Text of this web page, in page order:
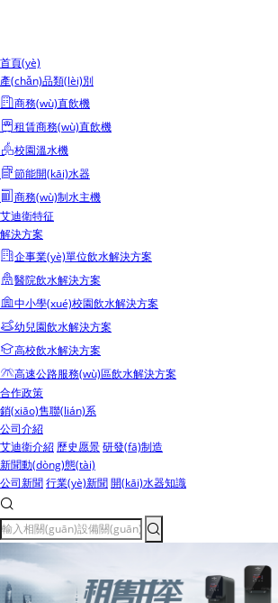
首頁(yè)
產(chǎn)品類(lèi)別
商務(wù)直飲機
租賃商務(wù)直飲機
校園溫水機
節能開(kāi)水器
商務(wù)制水主機
艾迪衛特征
解決方案
企事業(yè)單位飲水解決方案
醫院飲水解決方案
中小學(xué)校園飲水解決方案
幼兒園飲水解決方案
高校飲水解決方案
高速公路服務(wù)區飲水解決方案
合作政策
銷(xiāo)售聯(lián)系
公司介紹
艾迪衛介紹 歷史愿景研發(fā)制造
新聞動(dòng)態(tài)
公司新聞行業(yè)新聞開(kāi)水器知識